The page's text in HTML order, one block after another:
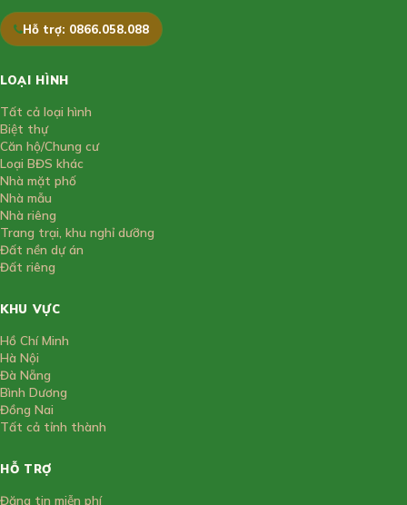
Hỗ trợ: 0866.058.088
LOẠI HÌNH
Tất cả loại hình
Biệt thự
Căn hộ/Chung cư
Loại BĐS khác
Nhà mặt phố
Nhà mẫu
Nhà riêng
Trang trại, khu nghỉ dưỡng
Đất nền dự án
Đất riêng
KHU VỰC
Hồ Chí Minh
Hà Nội
Đà Nẵng
Bình Dương
Đồng Nai
Tất cả tỉnh thành
HỖ TRỢ
Đăng tin miễn phí